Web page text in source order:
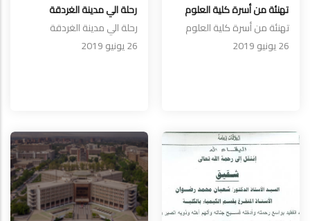
تهنئة من أسرة كلية العلوم
تهنئة من أسرة كلية العلوم
26 يونيو 2019
رحلة الي مدينة الغردقة
رحلة الي مدينة الغردقة
26 يونيو 2019